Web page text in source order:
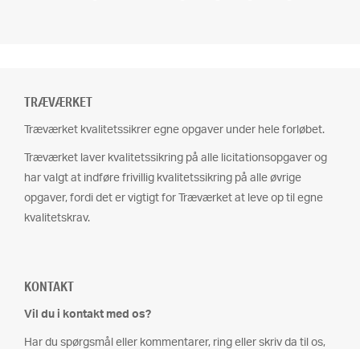
TRÆVÆRKET
Træværket kvalitetssikrer egne opgaver under hele forløbet.
Træværket laver kvalitetssikring på alle licitationsopgaver og
har valgt at indføre frivillig kvalitetssikring på alle øvrige
opgaver, fordi det er vigtigt for Træværket at leve op til egne
kvalitetskrav.
KONTAKT
Vil du i kontakt med os?
Har du spørgsmål eller kommentarer, ring eller skriv da til os,